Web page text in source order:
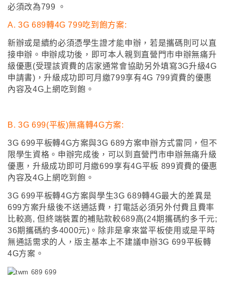
必須改為799
。
A. 3G 689轉4G 799吃到飽方案:
新辦或是續約必須憑學生證才能申辦 ，若是攜碼則可以直
接申辦 。 申辦成功後 ， 即可本人親到直營門市申辦無痛升
級優惠(受理該資費的店家通常會協助另外填寫3G升級4G
申請書)，升級成功即可月繳799享有4G 799資費的優惠
內容及4G上網吃到飽 。
B. 3G 699(平板)無痛轉4G方案:
3G 699平板轉4G方案與3G 689方案申辦方式雷同 ， 但不
限學生資格 。 申辦完成後 ， 可以到 直營門市申辦無痛升級
優惠，升級成功即可月繳699享有4G平板 899資費的優惠
內容及4G上網吃到飽 。
3G 699平板轉4G方案與學生3G 689轉4G最大的差異是
699方案升級後不送通話費 ，打電話必須另外付費且費率
比較高, 但終端裝置的補貼款較689高(24期攜碼約多千元;
36期攜碼約多4000元) 。 除非是拿來當平板使用或是平時
無通話需求的人 ， 版主基本上不建議申辦3G 699平板轉
4G方案 。